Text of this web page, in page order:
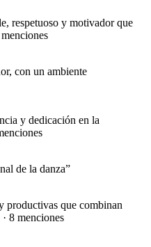
respetuoso y motivador que
con un ambiente
y dedicación en la
de la danza”
productivas que combinan
8 menciones